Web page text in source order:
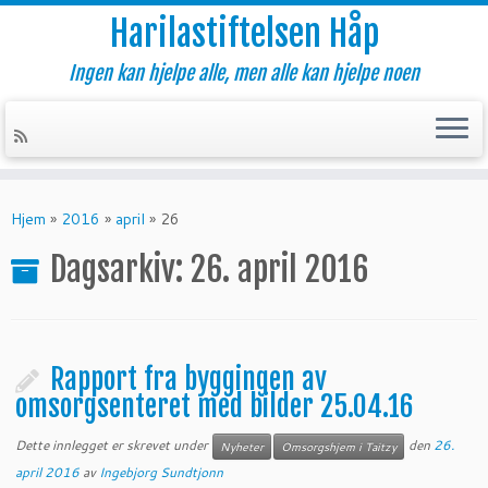
to
Harilastiftelsen Håp
Ingen kan hjelpe alle, men alle kan hjelpe noen
Hjem » 2016 » april » 26
Dagsarkiv: 26. april 2016
Rapport fra byggingen av
omsorgsenteret med bilder 25.04.16
Dette innlegget er skrevet under Nyheter Omsorgshjem i Taitzy den 26.
april 2016 av Ingebjorg Sundtjonn